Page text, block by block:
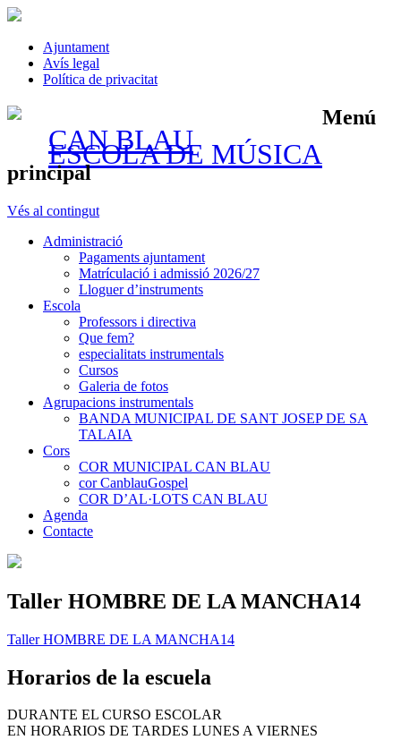
Ajuntament
Avís legal
Política de privacitat
CAN BLAU
ESCOLA DE MÚSICA
Menú
principal
Vés al contingut
Administració
Pagaments ajuntament
Matrículació i admissió 2026/27
Lloguer d’instruments
Escola
Professors i directiva
Que fem?
especialitats instrumentals
Cursos
Galeria de fotos
Agrupacions instrumentals
BANDA MUNICIPAL DE SANT JOSEP DE SA
TALAIA
Cors
COR MUNICIPAL CAN BLAU
cor CanblauGospel
COR D’AL·LOTS CAN BLAU
Agenda
Contacte
Taller HOMBRE DE LA MANCHA14
Taller HOMBRE DE LA MANCHA14
Horarios de la escuela
DURANTE EL CURSO ESCOLAR
EN HORARIOS DE TARDES LUNES A VIERNES